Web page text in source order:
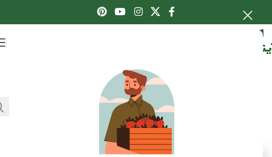
اعطای نمایندگی
کشت بادمجان |
0 تا 100 کاشت
بادمجون تازه ترین مقالات